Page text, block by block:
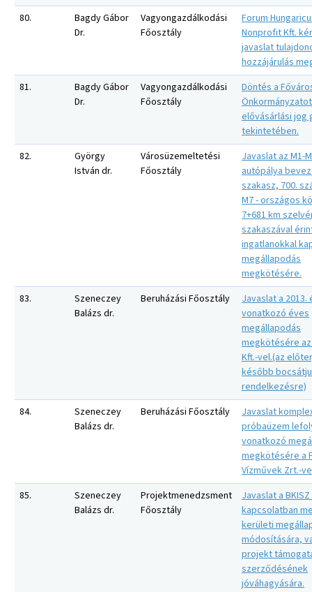
80.
Bagdy Gábor
Dr.
Vagyongazdálkodási
Főosztály
Forum
Nonprofit Kft.
javaslat
hozzájárulás
81.
Bagdy Gábor
Dr.
Vagyongazdálkodási
Főosztály
Döntés a
elővásárlási jog
tekintetében.
82.
György
István dr.
Városüzemeltetési
Főosztály
Javaslat az M1-
autópálya
szakasz, 700.
M7 - országos
7+681 km
szakaszával
ingatlanokkal
megállapodás
megkötésére.
83.
Szeneczey
Balázs dr.
Beruházási Főosztály
Javaslat a 2013.
vonatkozó éves
megállapodás
megkötésére
Kft.-vel.(az
később
rendelkezésre)
84.
Szeneczey
Balázs dr.
Beruházási Főosztály
Javaslat
próbaüzem
vonatkozó
megkötésére a
Vízművek Zrt.-
85.
Szeneczey
Balázs dr.
Projektmenedzsment
Főosztály
Javaslat a
kapcsolatban
kerületi
módosítására,
projekt
szerződésének
jóváhagyására.